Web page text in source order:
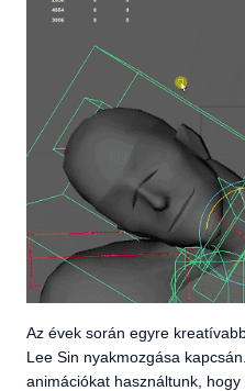
Az évek során egyre
Lee Sin nyakmozgása
animációkat használtunk,